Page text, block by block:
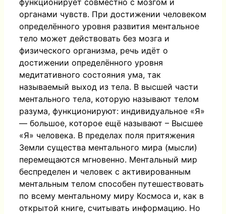
функционирует совместно с мозгом и
органами чувств. При достижении человеком
определённого уровня развития ментальное
тело может действовать без мозга и
физического организма, речь идёт о
достижении определённого уровня
медитативного состояния ума, так
называемый выход из тела. В высшей части
ментального тела, которую называют телом
разума, функционируют: индивидуальное «Я»
— большое, которое ещё называют – Высшее
«Я» человека. В пределах поля притяжения
Земли существа ментального мира (мысли)
перемещаются мгновенно. Ментальный мир
беспределен и человек с активированным
ментальным телом способен путешествовать
по всему ментальному миру Космоса и, как в
открытой книге, считывать информацию. Но